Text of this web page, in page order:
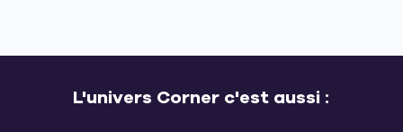
L'univers Corner c'est aussi :